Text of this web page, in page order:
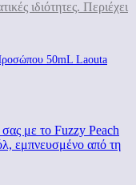
50mL Laouta